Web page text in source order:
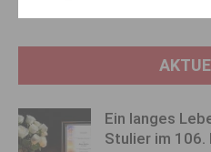
Ein langes
Stulier im